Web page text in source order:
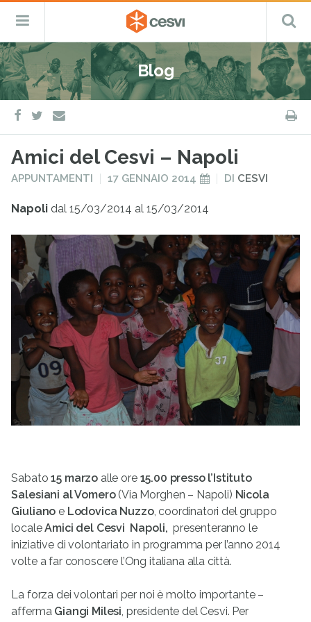
Salta
al
contenuto
CESVI
Fondazione
–
ETS
Cooperazione,
Emergenza
e
Sviluppo
Menu
Blog
facebook
twitter
e-
mail
Amici del Cesvi – Napoli
PUBBLICATO
APPUNTAMENTI
PUBBLICATO
17 GENNAIO 2014 DI CESVI
Napoli dal 15/03/2014 al 15/03/2014
Sabato15 marzo alle ore15.00 presso l’Istituto
Salesiani al Vomero (Via Morghen – Napoli) Nicola
Giuliano e Lodovica Nuzzo, coordinatori del gruppo
localeAmici del Cesvi  Napoli,presenteranno le
iniziative di volontariato in programma per l’anno 2014
volte a far conoscere l’Ong italiana alla città.
La forza dei volontari per noi è molto importante –
afferma Giangi Milesi, presidente del Cesvi. Per